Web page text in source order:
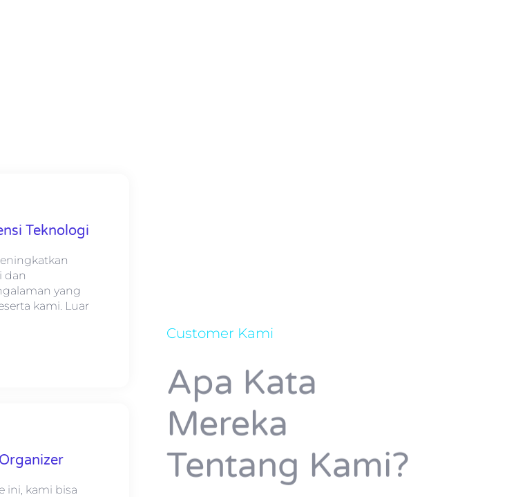
Teknologi
dan
yang
kami. Luar
ini, kami bisa
Customer Kami
Apa Kata
Mereka
Tentang Kami?